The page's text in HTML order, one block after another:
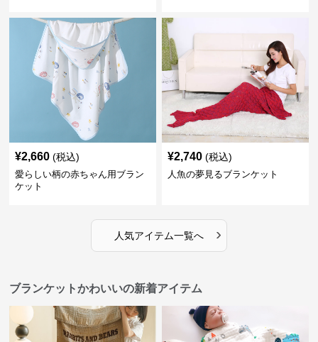
¥2,660 (税込)
愛らしい柄の赤ちゃん用ブラン
ケット
¥2,740 (税込)
人魚の夢見るブランケット
人気アイテム一覧へ ›
ブランケットかわいいの新着アイテム